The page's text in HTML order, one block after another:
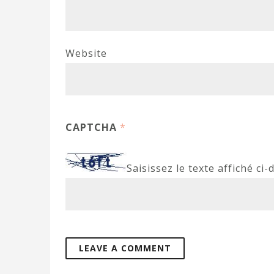
Website
CAPTCHA *
Saisissez le texte affiché ci-